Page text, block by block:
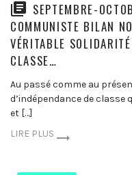
SEPTEMBRE-
COMMUNISTE BILAN
VÉRITABLE
CLASSE…
Au passé comme au
d’indépendance de classe
et […]
LIRE PLUS